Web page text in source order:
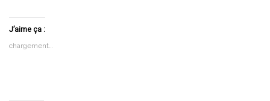
J’aime ça :
chargement…